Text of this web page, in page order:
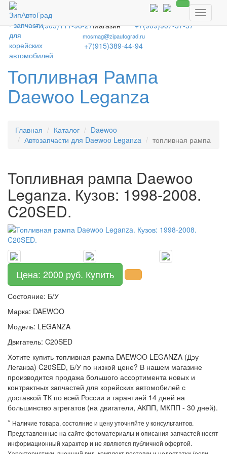
Toggle
Бесплатный звонок по всей России!
+7(903)111-96-27Магазин +7(909)907-37-37
mosmag@zipautograd.ru
+7(915)389-44-94
Топливная Рампа
Daewoo Leganza
Главная Каталог
Daewoo
Автозапчасти для Daewoo Leganza
топливная рампа
Топливная рампа Daewoo
Leganza. Кузов: 1998-2008.
C20SED.
Цена: 2000 руб. Купить
Состояние: Б/У
Марка: DAEWOO
Модель: LEGANZA
Двигатель: C20SED
Хотите купить топливная рампа DAEWOO LEGANZA (Дэу
Леганза) C20SED, Б/У по низкой цене? В нашем магазине
производится продажа большого ассортимента новых и
контрактных запчастей для корейских автомобилей с
доставкой ТК по всей России и гарантией 14 дней на
большинство агрегатов (на двигатели, АКПП, МКПП - 30 дней).
* Наличие товара, состояние и цену уточняйте у консультантов.
Представленные на сайте фотоматериалы и описания запчастей носят
информационный характер и не являются публичной офертой.